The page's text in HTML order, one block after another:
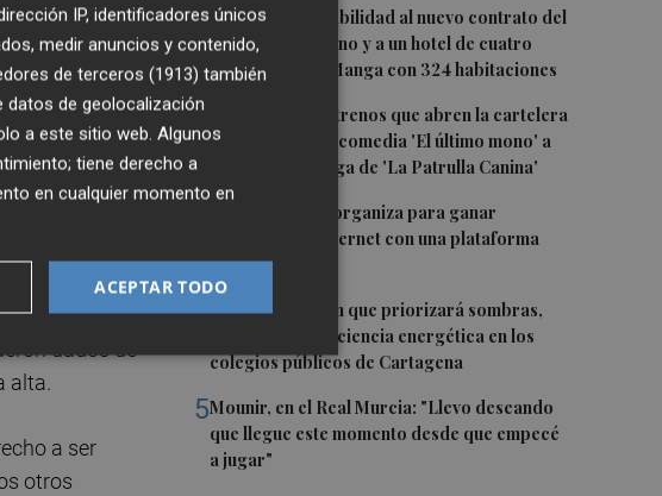
1 San Javier da viabilidad al nuevo contrato del
transporte urbano y a un hotel de cuatro
estrellas en La Manga con 324 habitaciones
2
Estos son los estrenos que abren la cartelera
en agosto: de la comedia 'El último mono' a
una nueva entrega de 'La Patrulla Canina'
Los Belones se organiza para ganar
visibilidad en internet con una plataforma
colaborativa
4Luz verde al plan que priorizará sombras,
aislamiento y eficiencia energética en los
colegios públicos de Cartagena
5Mounir, en el Real Murcia: "Llevo deseando
que llegue este momento desde que empecé
a jugar"
establecido
periodo
de estos
dado
en el ERTE.
que bien
dados de
alta.
a ser
otros
IP, identificadores únicos
medir anuncios y contenido,
de terceros (1913) también
datos de geolocalización
a este sitio web. Algunos
tiene derecho a
en cualquier momento en
ACEPTAR TODO